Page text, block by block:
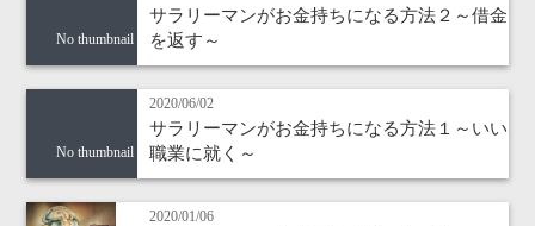
No thumbnail
サラリーマンがお金持ちになる方法２～借金
を返す～
No thumbnail
2020/06/02
サラリーマンがお金持ちになる方法１～いい
職業に就く～
2020/01/06